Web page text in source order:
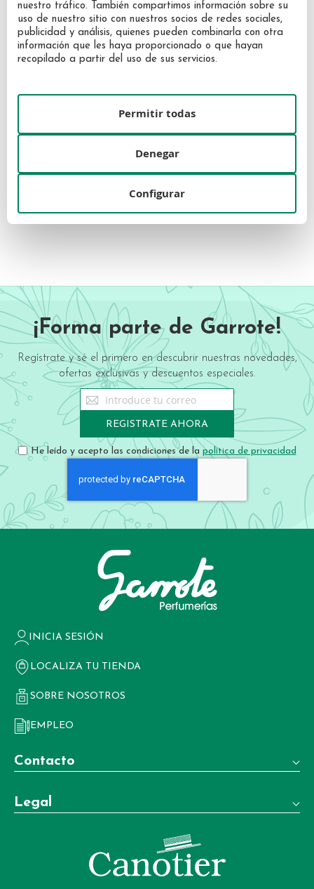
Carolina Herrera Bad Boy Cobalt
60,95 €
Carolina Herrera Men EDT 50ml
58,48 €
nuestro tráfico. También compartimos información sobre su
uso de nuestro sitio con nuestros socios de redes sociales,
publicidad y análisis, quienes pueden combinarla con otra
información que les haya proporcionado o que hayan
recopilado a partir del uso de sus servicios.
Configurar
Denegar
Permitir todas
¡Forma parte de Garrote!
Regístrate y sé el primero en descubrir nuestras novedades,
ofertas exclusivas y descuentos especiales.
Sign
Up
for
Our
Newsletter:
REGISTRATE AHORA
He leído y acepto las condiciones de la política de privacidad
INICIA SESIÓN
LOCALIZA TU TIENDA
SOBRE NOSOTROS
EMPLEO
Contacto
Teléfono:
+34 981 22 97 83
+34 604 02 37 06
Legal
Términos y condiciones de venta